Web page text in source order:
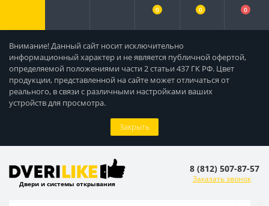
Внимание! Данный сайт носит исключительно
информационный характер и не является публичной офертой,
определяемой положениями части 2 статьи 437 ГК РФ. Цвет
продукции, представленной на сайте может отличаться от
реального, в связи с различными настройками ваших
устройств для просмотра.
Закрыть
0 0 0
Двери и системы открывания
8 (812) 507-87-57
Заказать звонок